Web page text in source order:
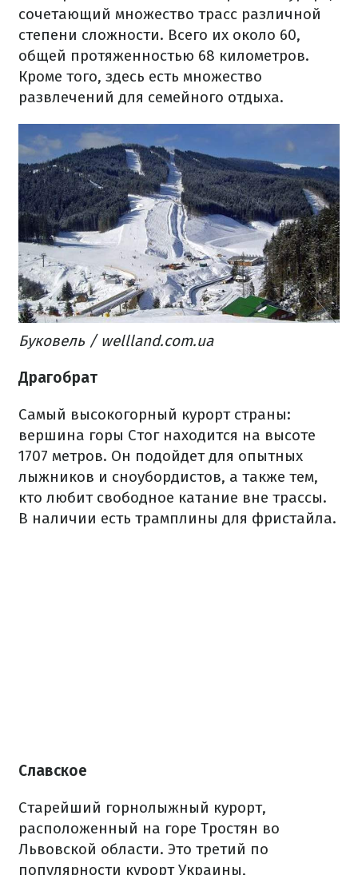
сочетающий множество трасс различной
степени сложности. Всего их около 60,
общей протяженностью 68 километров.
Кроме того, здесь есть множество
развлечений для семейного отдыха.
Буковель / wellland.com.ua
Драгобрат
Самый высокогорный курорт страны:
вершина горы Стог находится на высоте
1707 метров. Он подойдет для опытных
лыжников и сноубордистов, а также тем,
кто любит свободное катание вне трассы.
В наличии есть трамплины для фристайла.
Славское
Старейший горнолыжный курорт,
расположенный на горе Тростян во
Львовской области. Это третий по
популярности курорт Украины,